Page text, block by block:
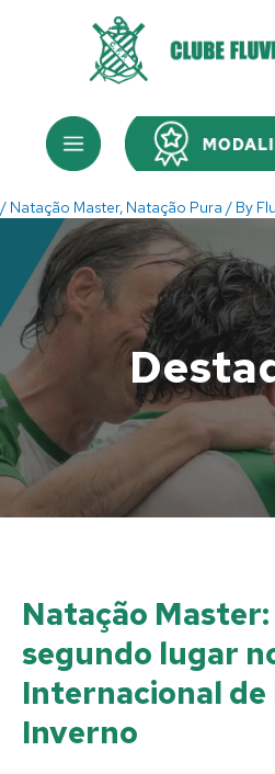
Menu
/ Natação Master, Natação Pura / By
Natação
segundo lugar
Internacional de
Inverno